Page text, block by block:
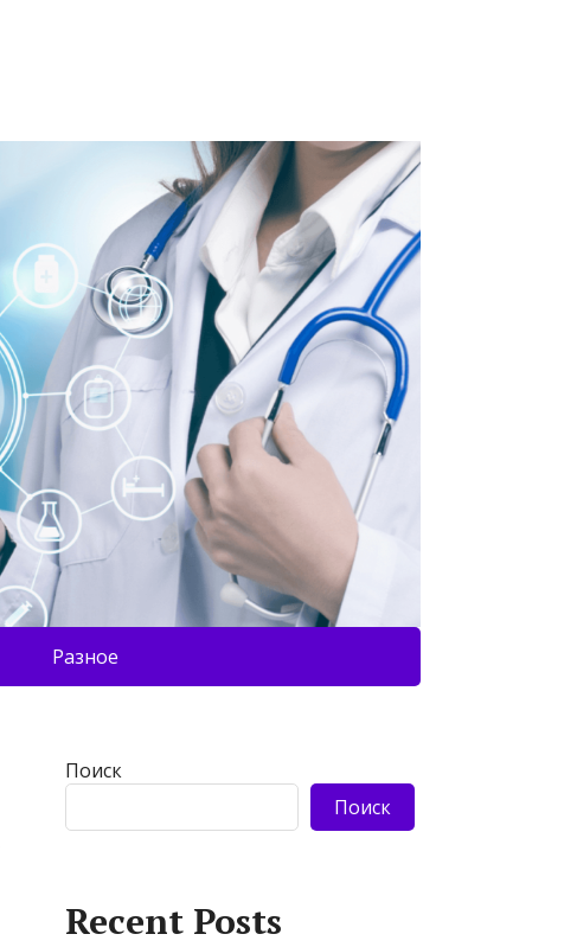
Разное
Поиск
Поиск
Recent Posts